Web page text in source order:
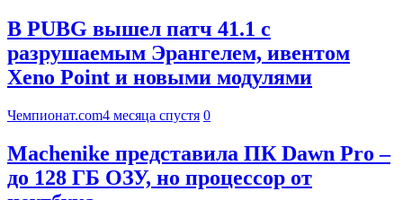
В PUBG вышел патч 41.1 с
разрушаемым Эрангелем, ивентом
Xeno Point и новыми модулями
Чемпионат.com4 месяца спустя 0
Machenike представила ПК Dawn Pro –
до 128 ГБ ОЗУ, но процессор от